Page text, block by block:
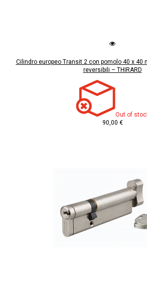
Cilindro europeo Transit 2 con pomolo 40 x 40
reversibili – THIRARD
Out of
90,00 €